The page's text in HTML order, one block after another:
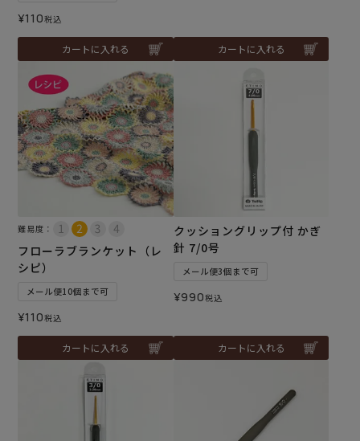
¥110税込
カートに入れる カートに入れる
難易度：
フローラブランケット（レ
シピ）
メール便10個まで可
¥110税込
カートに入れる
クッショングリップ付 かぎ
針 7/0号
メール便3個まで可
¥990税込
カートに入れる